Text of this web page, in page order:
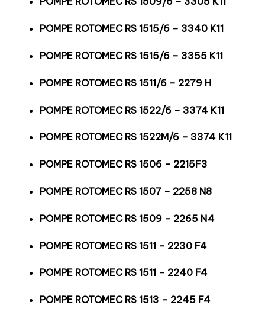
POMPE ROTOMEC RS 1515/6 – 3340 K11
POMPE ROTOMEC RS 1515/6 – 3355 K11
POMPE ROTOMEC RS 1511/6 – 2279 H
POMPE ROTOMEC RS 1522/6 – 3374 K11
POMPE ROTOMEC RS 1522M/6 – 3374 K11
POMPE ROTOMEC RS 1506 – 2215F3
POMPE ROTOMEC RS 1507 – 2258 N8
POMPE ROTOMEC RS 1509 – 2265 N4
POMPE ROTOMEC RS 1511 – 2230 F4
POMPE ROTOMEC RS 1511 – 2240 F4
POMPE ROTOMEC RS 1513 – 2245 F4